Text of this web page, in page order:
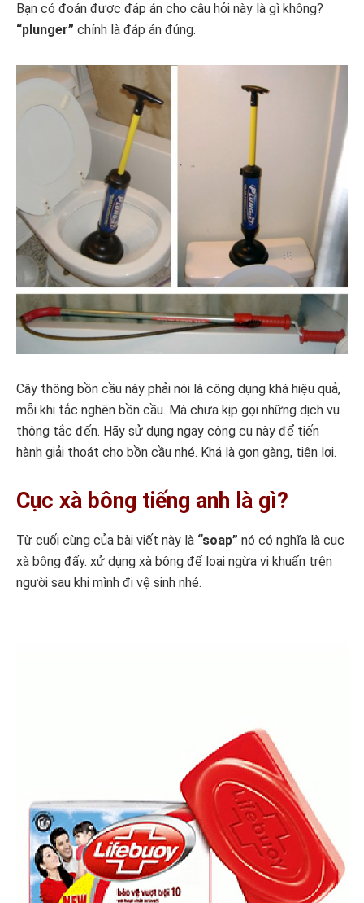
Bạn có đoán được đáp án cho câu hỏi này là gì không?
“plunger” chính là đáp án đúng.
Cây thông bồn cầu này phải nói là công dụng khá hiệu quả,
mỗi khi tắc nghẽn bồn cầu. Mà chưa kịp gọi những dịch vụ
thông tắc đến. Hãy sử dụng ngay công cụ này để tiến
hành giải thoát cho bồn cầu nhé. Khá là gọn gàng, tiện lợi.
Cục xà bông tiếng anh là gì?
Từ cuối cùng của bài viết này là “soap” nó có nghĩa là cục
xà bông đấy. xử dụng xà bông để loại ngừa vi khuẩn trên
người sau khi mình đi vệ sinh nhé.